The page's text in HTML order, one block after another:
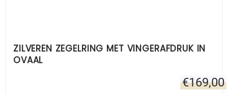
ZILVEREN ZEGELRING MET VINGERAFDRUK IN
OVAAL
€169,00